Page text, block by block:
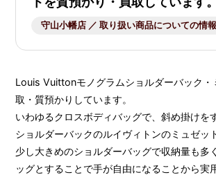
守山小幡店 ／ 取り扱い商品についての情報
Louis Vuittonモノグラムショルダーバック・
取・質預かりしています。
いわゆるクロスボディバッグで、斜め掛けを
ショルダーバックのルイヴィトンのミュゼッ
少し大きめのショルダーバッグで収納量も多
ッグとすることで手が自由になることから実